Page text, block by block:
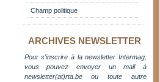
Champ politique
ARCHIVES NEWSLETTER
Pour s'inscrire à la newsletter Intermag,
vous pouvez envoyer un mail à
newsletter(at)rta.beou toute autre